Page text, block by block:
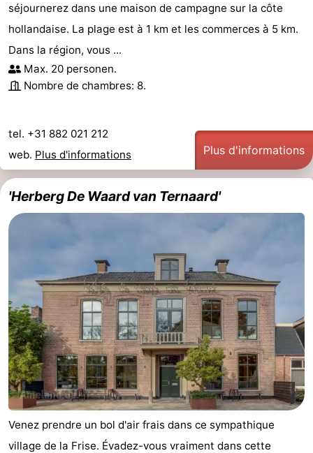
séjournerez dans une maison de campagne sur la côte
hollandaise. La plage est à 1 km et les commerces à 5 km.
Dans la région, vous ...
Max. 20 personen.
Nombre de chambres: 8.
tel. +31 882 021 212
web. Plus d'informations Plus d'informations
'Herberg De Waard van Ternaard'
Venez prendre un bol d'air frais dans ce sympathique
village de la Frise. Évadez-vous vraiment dans cette